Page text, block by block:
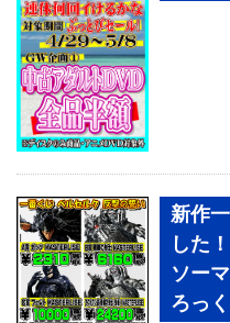
新作
した
ソー
ろっ